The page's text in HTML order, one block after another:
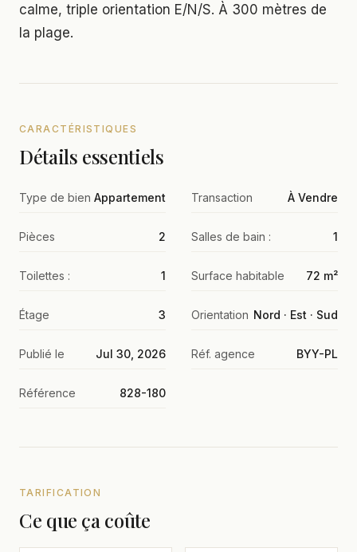
calme, triple orientation E/N/S. À 300 mètres de
la plage.
CARACTÉRISTIQUES
Détails essentiels
Type de bien Appartement Transaction À Vendre
Pièces 2 Salles de bain : 1
Toilettes : 1 Surface habitable 72 m²
Étage 3 Orientation Nord · Est · Sud
Publié le Jul 30, 2026 Réf. agence BYY-PL
Référence 828-180
TARIFICATION
Ce que ça coûte